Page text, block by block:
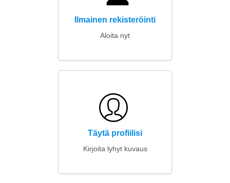
Ilmainen rekisteröinti
Aloita nyt
Täytä profiilisi
Kirjoita lyhyt kuvaus